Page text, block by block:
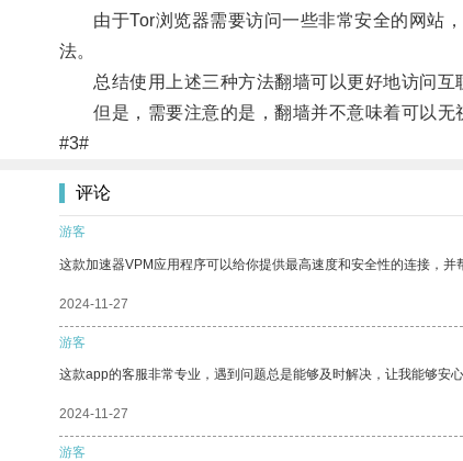
由于Tor浏览器需要访问一些非常安全的网站，
法。
总结使用上述三种方法翻墙可以更好地访问互
但是，需要注意的是，翻墙并不意味着可以无
#3#
评论
游客
这款加速器VPM应用程序可以给你提供最高速度和安全性的连接，并
2024-11-27
游客
这款app的客服非常专业，遇到问题总是能够及时解决，让我能够安心
2024-11-27
游客